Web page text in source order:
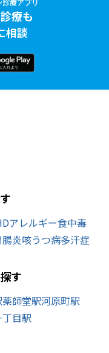
療も
相談
アレルギー食中毒
腸炎咳うつ病多汗症
す
薬師堂駅河原町駅
目駅